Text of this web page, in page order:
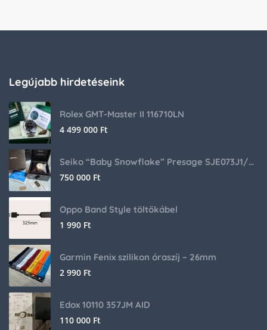
Legújabb hirdetéseink
Rolex GMT-Master II 116710LN
4 499 000 Ft
Seiko “Baby Snowflake” Presage SJE073J1/SARA015 Limited Edition
750 000 Ft
Oppo Band Style töltőkábel
1 990 Ft
Garmin Fenix szilikon óraszíj – 26mm
2 990 Ft
Edox 10110 357JM AID
110 000 Ft